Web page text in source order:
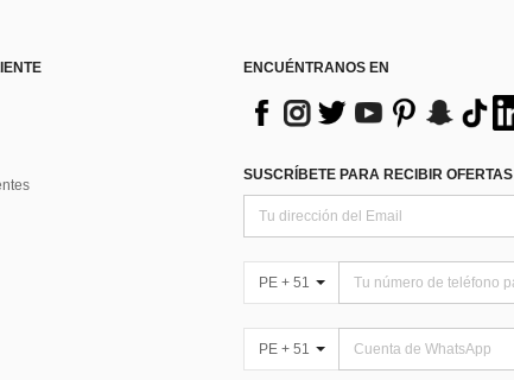
ENCUÉNTRANOS EN
SUSCRÍBETE PARA RECIBIR
PE + 51
PE + 51